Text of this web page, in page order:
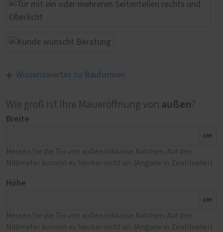
Wissenswertes zu Bauformen
Wie groß ist Ihre Maueröffnung von außen?
Breite
cm
Messen Sie die Tür von außen inklusive Rahmen. Auf den
Millimeter kommt es hierbei nicht an. (Angabe in Zentimeter)
Höhe
cm
Messen Sie die Tür von außen inklusive Rahmen. Auf den
Millimeter kommt es hierbei nicht an. (Angabe in Zentimeter)